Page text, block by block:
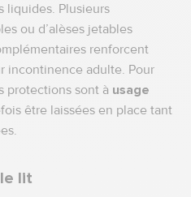
liquides. Plusieurs
ou d’alèses jetables
renforcent
incontinence adulte. Pour
protections sont à usage
être laissées en place tant
lit